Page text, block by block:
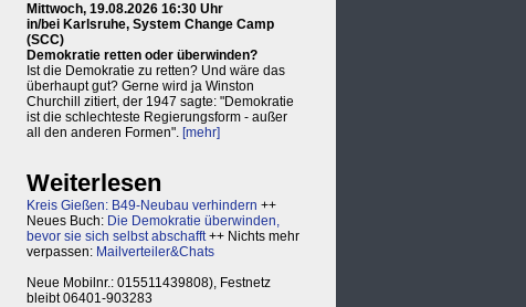
Mittwoch, 19.08.2026 16:30 Uhr
in/bei Karlsruhe, System Change Camp
(SCC)
Demokratie retten oder überwinden?
Ist die Demokratie zu retten? Und wäre das
überhaupt gut? Gerne wird ja Winston
Churchill zitiert, der 1947 sagte: "Demokratie
ist die schlechteste Regierungsform - außer
all den anderen Formen". [mehr]
Weiterlesen
Kreis Gießen: B49-Neubau verhindern ++
Neues Buch: Die Demokratie überwinden,
bevor sie sich selbst abschafft++ Nichts mehr
verpassen: Mailverteiler&Chats
Neue Mobilnr.: 015511439808), Festnetz
bleibt 06401-903283